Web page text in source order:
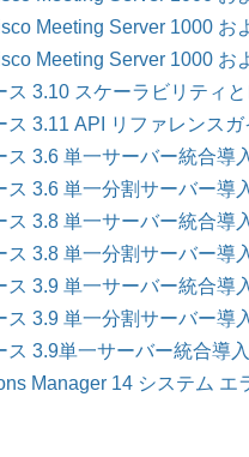
Meeting Server 1000 お
Meeting Server 1000 お
3.10 スケーラビリティ
3.11 API リファレンスガ
3.6 単一サーバー統合導
3.6 単一分割サーバー導
3.8 単一サーバー統合導
3.8 単一分割サーバー導
3.9 単一サーバー統合導
3.9 単一分割サーバー導
3.9単一サーバー統合導
Manager 14 システム エ